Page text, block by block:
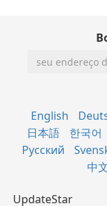
English
日本語
한국어
Русский
中
UpdateStar